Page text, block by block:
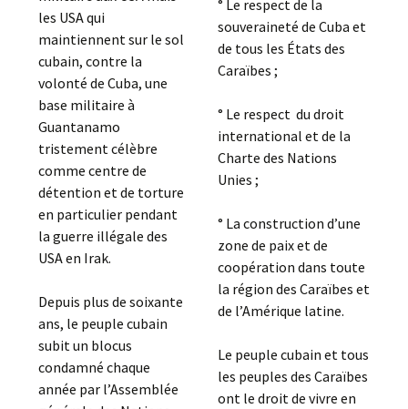
les USA qui
maintiennent sur le sol
cubain, contre la
volonté de Cuba, une
base militaire à
Guantanamo
tristement célèbre
comme centre de
détention et de torture
en particulier pendant
la guerre illégale des
USA en Irak.
Depuis plus de soixante
ans, le peuple cubain
subit un blocus
condamné chaque
année par l’Assemblée
° Le respect de la
souveraineté de Cuba et
de tous les États des
Caraïbes ;
° Le respect du droit
international et de la
Charte des Nations
Unies ;
° La construction d’une
zone de paix et de
coopération dans toute
la région des Caraïbes et
de l’Amérique latine.
Le peuple cubain et tous
les peuples des Caraïbes
ont le droit de vivre en